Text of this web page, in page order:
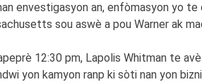
envestigasyon an, enfòmasyon yo
sou aswè a pou Warner ak
12:30 pm, Lapolis Whitman te
yon kamyon ranp ki sòti nan yon